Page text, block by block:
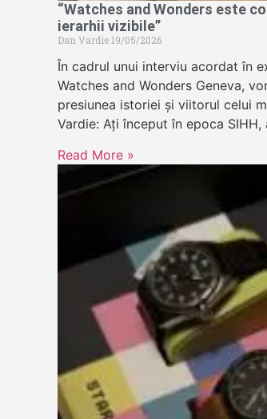
“Watches and Wonders este
ierarhii vizibile”
Dan Vardie19/05/2026
În cadrul unui interviu acordat în
Watches and Wonders Geneva,
presiunea istoriei și viitorul celui
Vardie: Ați început în epoca SIHH,
Read More »